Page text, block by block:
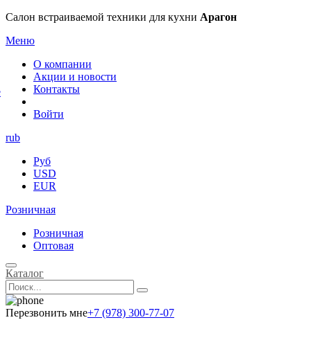
Салон встраиваемой техники для кухни Арагон
Меню
О компании
Акции и новости
Контакты
Войти
rub
Руб
USD
EUR
Розничная
Розничная
Оптовая
Каталог
Перезвонить мне+7 (978) 300-77-07